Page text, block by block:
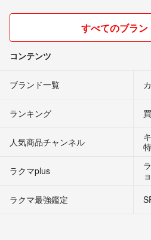
すべてのブラン
コンテンツ
ブランド一覧
ランキング
人気商品チャンネル
ラクマplus
ラクマ最強鑑定